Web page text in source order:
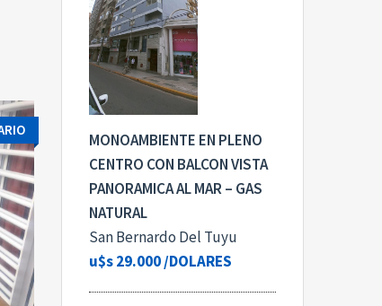
MONOAMBIENTE EN PLENO
CENTRO CON BALCON VISTA
PANORAMICA AL MAR – GAS
NATURAL
San Bernardo Del Tuyu
u$s 29.000/DOLARES